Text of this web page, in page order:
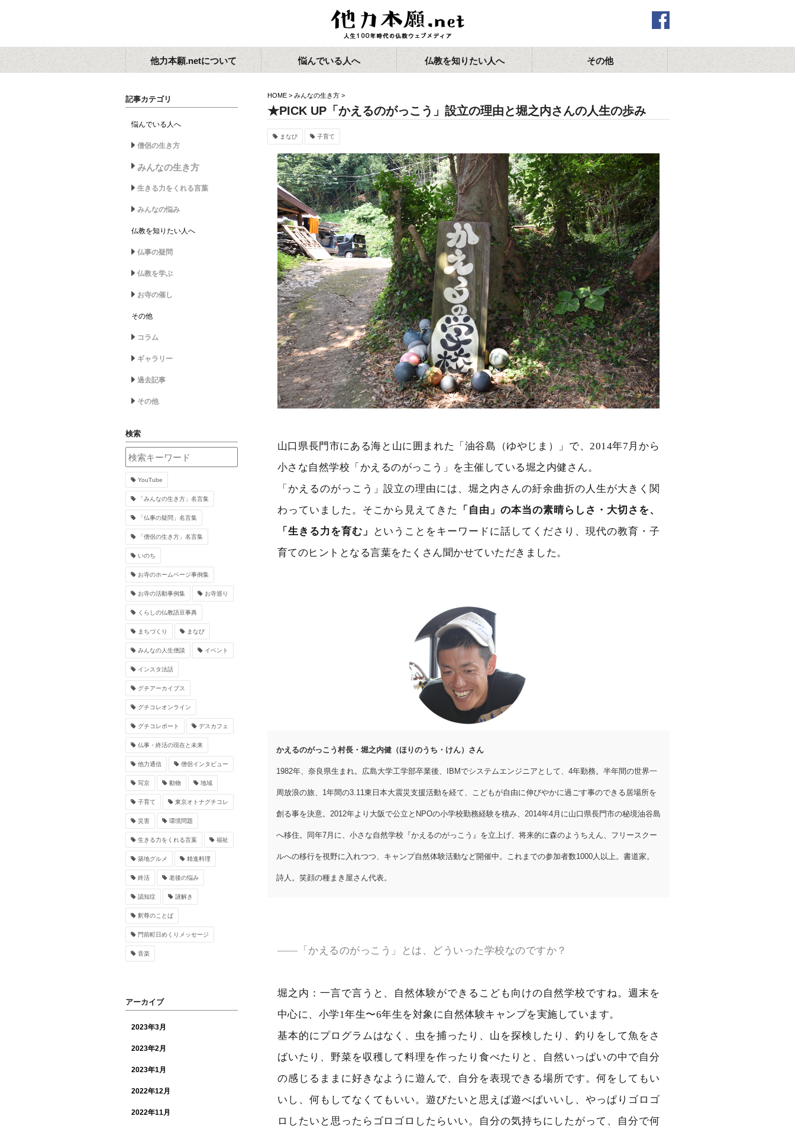
他力本願.netについて 悩んでいる人へ 仏教を知りたい人へ その他
HOME > みんなの生き方 >
★PICK UP「かえるのがっこう」設立の理由と堀之内さんの人生の歩み
まなび 子育て
山口県長門市にある海と山に囲まれた「油谷島（ゆやじま）」で、2014年7月から
小さな自然学校「かえるのがっこう」を主催している堀之内健さん。
「かえるのがっこう」設立の理由には、堀之内さんの紆余曲折の人生が大きく関
わっていました。そこから見えてきた
「自由」の本当の素晴らしさ・大切さを、
「生きる力を育む」
ということをキーワードに話してくださり、現代の教育・子
育てのヒントとなる言葉をたくさん聞かせていただきました。
かえるのがっこう村長・堀之内健（ほりのうち・けん）さん
1982年、奈良県生まれ。広島大学工学部卒業後、IBMでシステムエンジニアとして、4年勤務。半年間の世界一
周放浪の旅、1年間の3.11東日本大震災支援活動を経て、こどもが自由に伸びやかに過ごす事のできる居場所を
創る事を決意。2012年より大阪で公立とNPOの小学校勤務経験を積み、2014年4月に山口県長門市の秘境油谷島
へ移住。同年7月に、小さな自然学校『かえるのがっこう』を立上げ、将来的に森のようちえん、フリースクー
ルへの移行を視野に入れつつ、キャンプ自然体験活動など開催中。これまでの参加者数1000人以上。書道家。
詩人。笑顔の種まき屋さん代表。
――「かえるのがっこう」とは、どういった学校なのですか？
堀之内：一言で言うと、自然体験ができるこども向けの自然学校ですね。週末を
中心に、小学1年生〜6年生を対象に自然体験キャンプを実施しています。
基本的にプログラムはなく、虫を捕ったり、山を探検したり、釣りをして魚をさ
ばいたり、野菜を収穫して料理を作ったり食べたりと、自然いっぱいの中で自分
の感じるままに好きなように遊んで、自分を表現できる場所です。何をしてもい
いし、何もしてなくてもいい。遊びたいと思えば遊べばいいし、やっぱりゴロゴ
ロしたいと思ったらゴロゴロしたらいい。自分の気持ちにしたがって、自分で何
記事カテゴリ
悩んでいる人へ
僧侶の生き方
みんなの生き方
生きる力をくれる言葉
みんなの悩み
仏教を知りたい人へ
仏事の疑問
仏教を学ぶ
お寺の催し
その他
コラム
ギャラリー
過去記事
その他
検索
YouTube
「みんなの生き方」名言集
「仏事の疑問」名言集
「僧侶の生き方」名言集
いのち
お寺のホームページ事例集
お寺の活動事例集 お寺巡り
くらしの仏教語豆事典
まちづくり まなび
みんなの人生僧談 イベント
インスタ法話
グチアーカイブス
グチコレオンライン
グチコレポート デスカフェ
仏事・終活の現在と未来
他力通信 僧侶インタビュー
写京 動物 地域
子育て 東京オトナグチコレ
災害 環境問題
生きる力をくれる言葉 福祉
築地グルメ 精進料理
終活 老後の悩み
認知症 謎解き
釈尊のことば
門前町日めくりメッセージ
音楽
アーカイブ
2023年3月
2023年2月
2023年1月
2022年12月
2022年11月